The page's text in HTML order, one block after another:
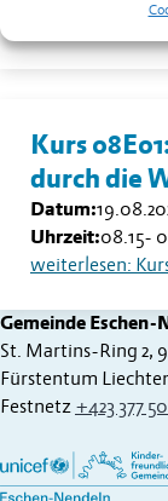
Kurs
durch die
Datum:
Uhrzeit:08.15-
Gemeinde Eschen-
St. Martins-Ring 2,
Fürstentum
Festnetz +423 377